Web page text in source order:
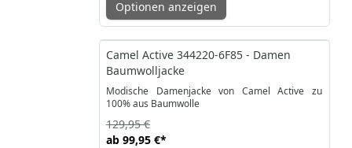
Optionen anzeigen
-23%
Camel Active 344220-6F85 - Damen
Baumwolljacke
Modische Damenjacke von Camel Active zu
100% aus Baumwolle
ab 99,95 €*
129,95 €